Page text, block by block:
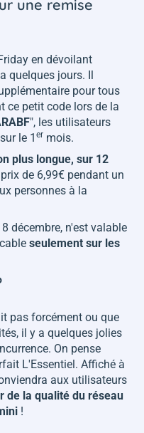
une remise
en dévoilant
quelques jours. Il
pour tous
ce petit code lors de la
", les utilisateurs
le 1 er mois.
plus longue, sur 12
de 6,99€ pendant un
personnes à la
décembre, n'est valable
seulement sur les
pas forcément ou que
il y a quelques jolies
On pense
L'Essentiel. Affiché à
aux utilisateurs
de la qualité du réseau
!